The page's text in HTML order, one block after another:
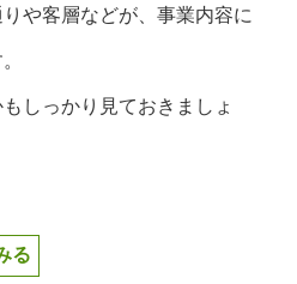
や客層などが、事業内容に
しっかり見ておきましょ
る